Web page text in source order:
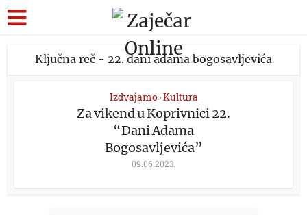
Ključna reč - 22. dani adama bogosavljevića
Izdvajamo •Kultura
Za vikend u Koprivnici 22.
“Dani Adama
Bogosavljevića”
09.06.2023.